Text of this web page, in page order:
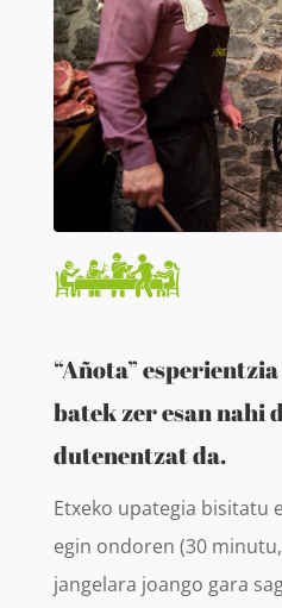
“Añota”
batek zer esan nahi
dutenentzat da.
Etxeko upategia bisitatu
egin ondoren (30
jangelara joango gara